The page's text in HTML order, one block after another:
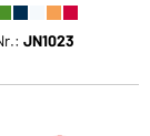
JN1023